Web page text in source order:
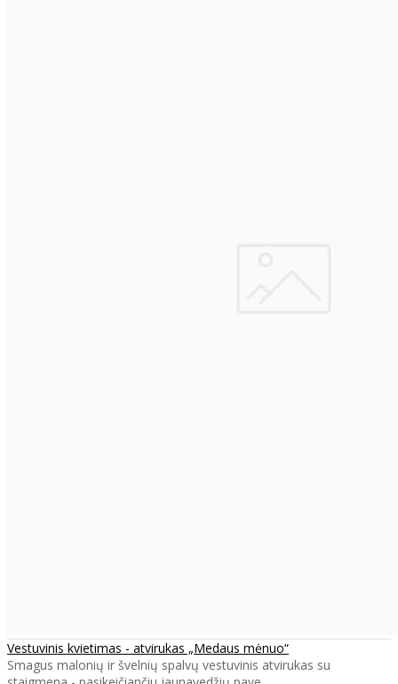
Vestuvinis kvietimas - atvirukas „Medaus mėnuo“
Smagus malonių ir švelnių spalvų vestuvinis atvirukas su